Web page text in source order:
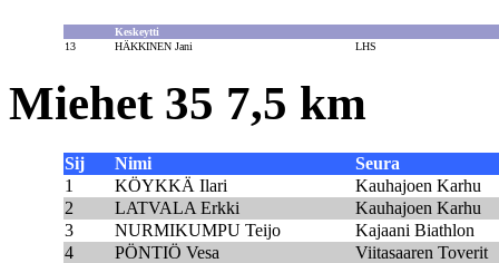
Keskeytti
13
HÄKKINEN Jani LHS
Miehet 35 7,5 km
Sij Nimi
Seura
1
KÖYKKÄ Ilari
Kauhajoen Karhu
2
LATVALA Erkki
Kauhajoen Karhu
3
NURMIKUMPU Teijo
Kajaani Biathlon
4
PÖNTIÖ Vesa
Viitasaaren Toverit